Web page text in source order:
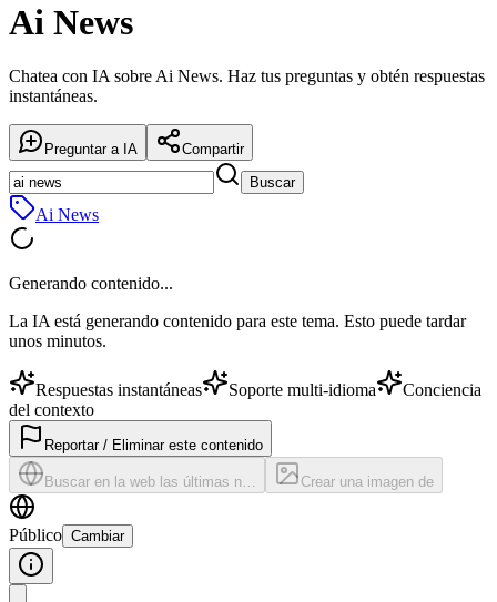
Ai News
Chatea con IA sobre Ai News. Haz tus preguntas y obtén respuestas
instantáneas.
Preguntar a IA
Compartir
Buscar
Ai News
Generando contenido...
La IA está generando contenido para este tema. Esto puede tardar
unos minutos.
Respuestas instantáneas Soporte multi-idioma
Conciencia
del contexto
Reportar / Eliminar este contenido
Buscar en la web las últimas n… Crear una imagen de
Público Cambiar